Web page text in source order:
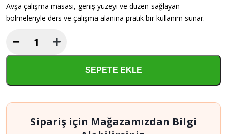
Avşa çalışma masası, geniş yüzeyi ve düzen sağlayan
bölmeleriyle ders ve çalışma alanına pratik bir kullanım sunar.
Avşa
Çalışma
adet
−
SEPETE EKLE
Sipariş için Mağazamızdan Bilgi